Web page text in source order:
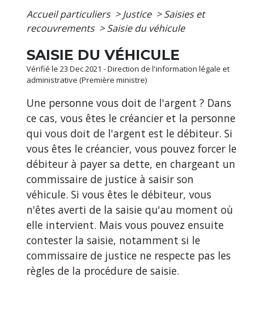
Accueil particuliers > Justice > Saisies et
recouvrements > Saisie du véhicule
SAISIE DU VÉHICULE
Vérifié le 23 Dec 2021 - Direction de l'information légale et
administrative (Première ministre)
Une personne vous doit de l'argent ? Dans
ce cas, vous êtes le créancier et la personne
qui vous doit de l'argent est le débiteur. Si
vous êtes le créancier, vous pouvez forcer le
débiteur à payer sa dette, en chargeant un
commissaire de justice à saisir son
véhicule. Si vous êtes le débiteur, vous
n'êtes averti de la saisie qu'au moment où
elle intervient. Mais vous pouvez ensuite
contester la saisie, notamment si le
commissaire de justice ne respecte pas les
règles de la procédure de saisie.